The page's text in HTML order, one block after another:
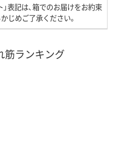
表記は、箱でのお届けをお約束
じめご了承ください。
筋ランキング